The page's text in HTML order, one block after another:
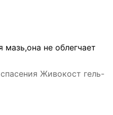
мазь,она не облегчает
Живокост гель-